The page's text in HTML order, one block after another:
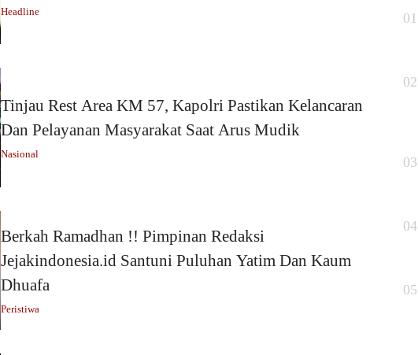
Headline
Tinjau Rest Area KM 57, Kapolri Pastikan Kelancaran
Dan Pelayanan Masyarakat Saat Arus Mudik
Nasional
Berkah Ramadhan !! Pimpinan Redaksi
Jejakindonesia.id Santuni Puluhan Yatim Dan Kaum
Dhuafa
Peristiwa
01
02
03
04
05